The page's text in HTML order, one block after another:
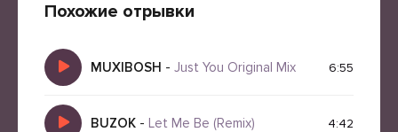
Похожие отрывки
MUXIBOSH - Just You Original Mix 6:55
BUZOK - Let Me Be (Remix) 4:42